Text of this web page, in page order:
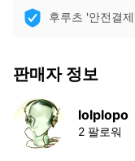
후루츠 '안전결
판매자 정보
lolplopo
2 팔로워